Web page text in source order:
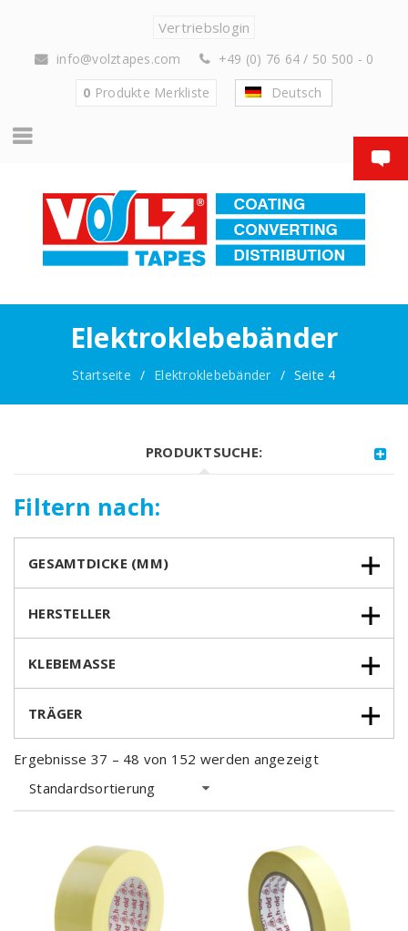
Vertriebslogin
info@volztapes.com
+49 (0) 76 64 / 50 500 - 0
0 Produkte Merkliste Deutsch
Elektroklebebänder
Startseite / Elektroklebebänder / Seite 4
PRODUKTSUCHE:
Filtern nach:
GESAMTDICKE (MM)
HERSTELLER
KLEBEMASSE
TRÄGER
Ergebnisse 37 – 48 von 152 werden angezeigt
Standardsortierung